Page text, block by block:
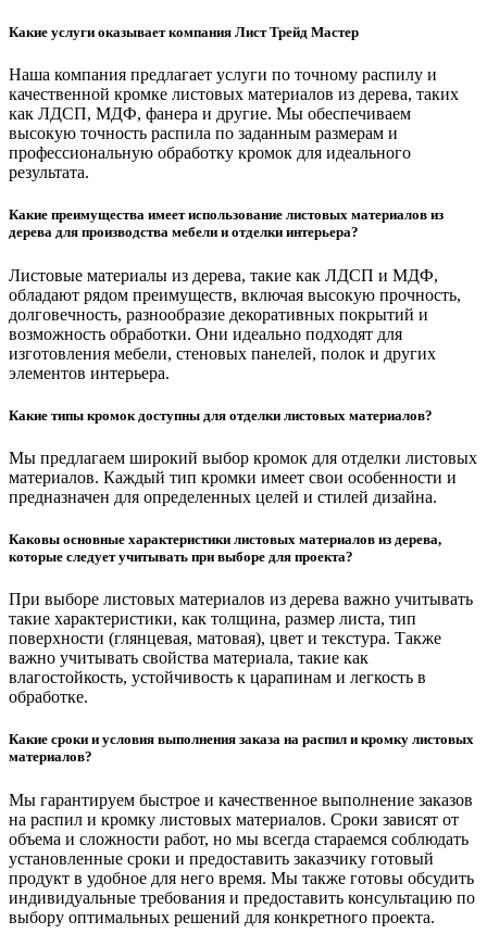
Какие услуги оказывает компания Лист Трейд Мастер
Наша компания предлагает услуги по точному распилу и
качественной кромке листовых материалов из дерева, таких
как ЛДСП, МДФ, фанера и другие. Мы обеспечиваем
высокую точность распила по заданным размерам и
профессиональную обработку кромок для идеального
результата.
Какие преимущества имеет использование листовых материалов из
дерева для производства мебели и отделки интерьера?
Листовые материалы из дерева, такие как ЛДСП и МДФ,
обладают рядом преимуществ, включая высокую прочность,
долговечность, разнообразие декоративных покрытий и
возможность обработки. Они идеально подходят для
изготовления мебели, стеновых панелей, полок и других
элементов интерьера.
Какие типы кромок доступны для отделки листовых материалов?
Мы предлагаем широкий выбор кромок для отделки листовых
материалов. Каждый тип кромки имеет свои особенности и
предназначен для определенных целей и стилей дизайна.
Каковы основные характеристики листовых материалов из дерева,
которые следует учитывать при выборе для проекта?
При выборе листовых материалов из дерева важно учитывать
такие характеристики, как толщина, размер листа, тип
поверхности (глянцевая, матовая), цвет и текстура. Также
важно учитывать свойства материала, такие как
влагостойкость, устойчивость к царапинам и легкость в
обработке.
Какие сроки и условия выполнения заказа на распил и кромку листовых
материалов?
Мы гарантируем быстрое и качественное выполнение заказов
на распил и кромку листовых материалов. Сроки зависят от
объема и сложности работ, но мы всегда стараемся соблюдать
установленные сроки и предоставить заказчику готовый
продукт в удобное для него время. Мы также готовы обсудить
индивидуальные требования и предоставить консультацию по
выбору оптимальных решений для конкретного проекта.